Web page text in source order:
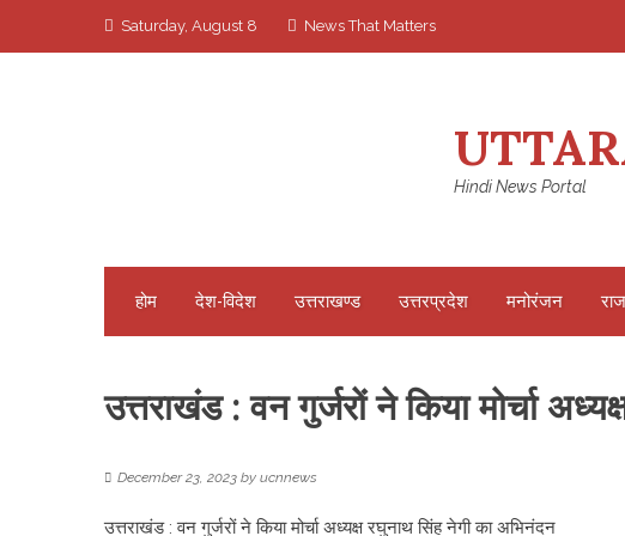
Saturday, August 8 News That Matters
Hindi News Portal
होम देश-विदेश उत्तराखण्ड उत्तरप्रदेश मनोरंजन
उत्तराखंड : वन गुर्जरों ने किया मोर्चा
December 23, 2023 by ucnnews
उत्तराखंड : वन गुर्जरों ने किया मोर्चा अध्यक्ष रघुनाथ सिंह नेगी का अभिनंदन